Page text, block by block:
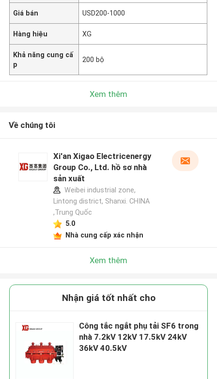
Giá bán USD200-1000
Hàng hiệu XG
Khả năng cung cấ
p
200 bộ
Xem thêm
Về chúng tôi
Xi'an Xigao Electricenergy
Group Co., Ltd. hồ sơ nhà
sản xuất
Weibei industrial zone,
Lintong district, Shanxi. CHINA
,Trung Quốc
5.0
Nhà cung cấp xác nhận
Xem thêm
Nhận giá tốt nhất cho
Công tắc ngắt phụ tải SF6 trong
nhà 7.2kV 12kV 17.5kV 24kV
36kV 40.5kV